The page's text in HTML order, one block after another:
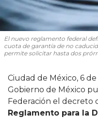
El nuevo reglamento federal
cuota de garantía de no
permite solicitar hasta dos
Ciudad de México, 6
Gobierno de México
Federación el decreto
Reglamento para la